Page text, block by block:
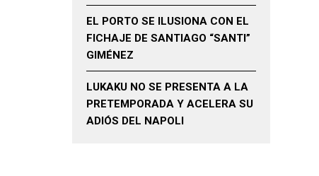
EL PORTO SE ILUSIONA CON EL
FICHAJE DE SANTIAGO “SANTI”
GIMÉNEZ
LUKAKU NO SE PRESENTA A LA
PRETEMPORADA Y ACELERA SU
ADIÓS DEL NAPOLI